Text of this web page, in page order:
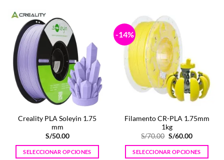
múltiples
variantes.
Las
opciones
se
pueden
elegir
en
página
de
producto
múltiples
variantes.
Las
opciones
se
pueden
elegir
en
página
de
producto
Creality PLA Soleyin 1.75
mm
S/50.00
SELECCIONAR OPCIONES
-14%
Filamento CR-PLA 1.75mm
1kg
S/70.00 El
original
era:
S/60.00El
actual
es:
SELECCIONAR OPCIONES